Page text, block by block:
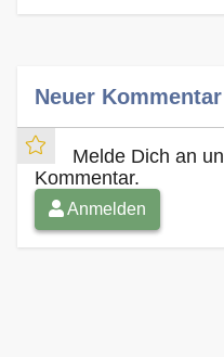
Neuer Kommentar
Melde Dich an
Kommentar.
Anmelden